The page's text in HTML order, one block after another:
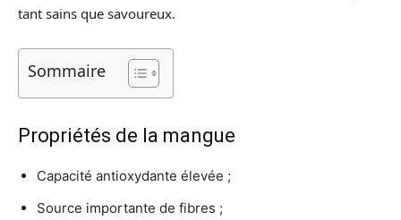
tant sains que savoureux.
Sommaire
Propriétés de la mangue
Capacité antioxydante élevée ;
Source importante de fibres ;